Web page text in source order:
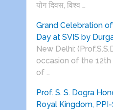
योग दिवस, विश्व …
Grand Celebration
Day at SVIS by
New Delhi:
occasion of the
of …
Prof. S. S. Dogra
Royal Kingdom,